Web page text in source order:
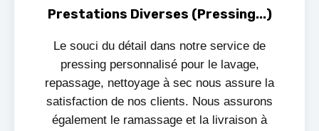
Prestations Diverses (Pressing...)
Le souci du détail dans notre service de
pressing personnalisé pour le lavage,
repassage, nettoyage à sec nous assure la
satisfaction de nos clients. Nous assurons
également le ramassage et la livraison à